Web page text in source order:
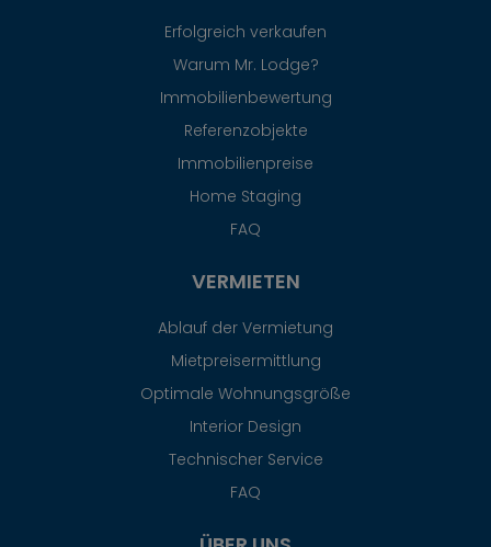
Erfolgreich verkaufen
Warum Mr. Lodge?
Immobilienbewertung
Referenzobjekte
Immobilienpreise
Home Staging
FAQ
VERMIETEN
Ablauf der Vermietung
Mietpreisermittlung
Optimale Wohnungsgröße
Interior Design
Technischer Service
FAQ